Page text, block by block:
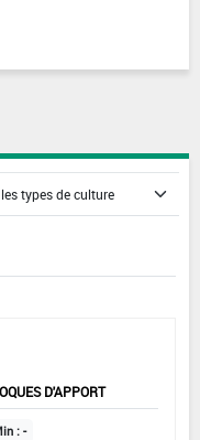
D'APPORT
: -